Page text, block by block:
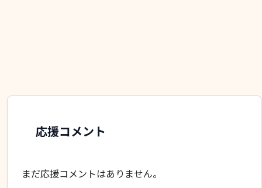
応援コメント
まだ応援コメントはありません。